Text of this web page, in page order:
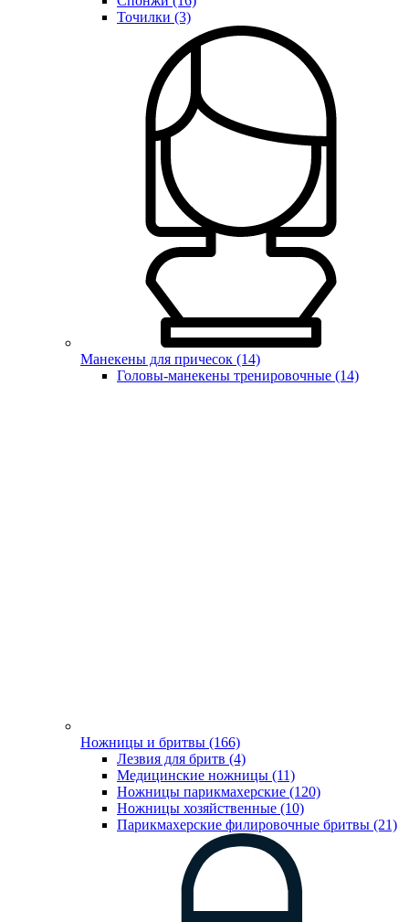
Точилки (3)
Манекены для причесок (14)
Головы-манекены тренировочные (14)
Ножницы и бритвы (166)
Лезвия для бритв (4)
Медицинские ножницы (11)
Ножницы парикмахерские (120)
Ножницы хозяйственные (10)
Парикмахерские филировочные бритвы (21)